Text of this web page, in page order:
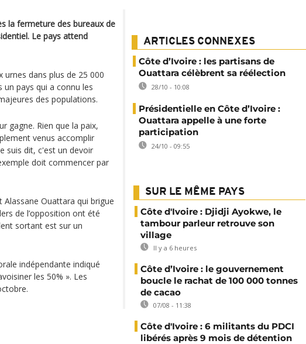
la fermeture des bureaux de
Le pays attend
urnes dans plus de 25 000
un pays qui a connu les
des populations.
gagne. Rien que la paix,
venus accomplir
suis dit, c'est un devoir
doit commencer par
Ouattara qui brigue
de l’opposition ont été
sortant est sur un
indépendante indiqué
les 50% ». Les
ARTICLES CONNEXES
Côte d’Ivoire : les partisans de
Ouattara célèbrent sa réélection
28/10 - 10:08
Présidentielle en Côte d’Ivoire :
Ouattara appelle à une forte
participation
24/10 - 09:55
SUR LE MÊME PAYS
Côte d'Ivoire : Djidji Ayokwe, le
tambour parleur retrouve son
village
Il y a 6 heures
Côte d’Ivoire : le gouvernement
boucle le rachat de 100 000 tonnes
de cacao
07/08 - 11:38
Côte d'Ivoire : 6 militants du PDCI
libérés après 9 mois de détention